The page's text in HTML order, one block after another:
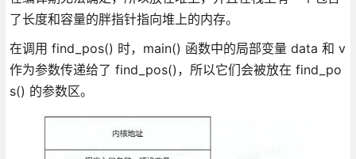
了长度和容量的胖指针指向堆上的内存。
在调用 find_pos() 时，main() 函数中的局部变量 data 和 v
作为参数传递给了 find_pos()，所以它们会被放在 find_po
s() 的参数区。